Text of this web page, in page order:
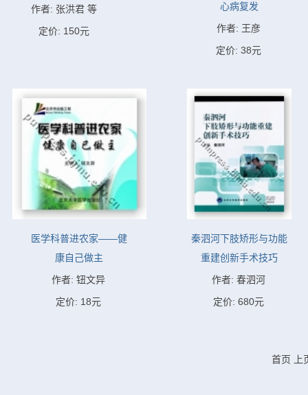
作者: 张洪君 等
定价: 150元
心病复发
作者: 王彦
定价: 38元
医学科普进农家——健
康自己做主
作者: 钮文异
定价: 18元
秦泗河下肢矫形与功能
重建创新手术技巧
作者: 春泗河
定价: 680元
首页 上